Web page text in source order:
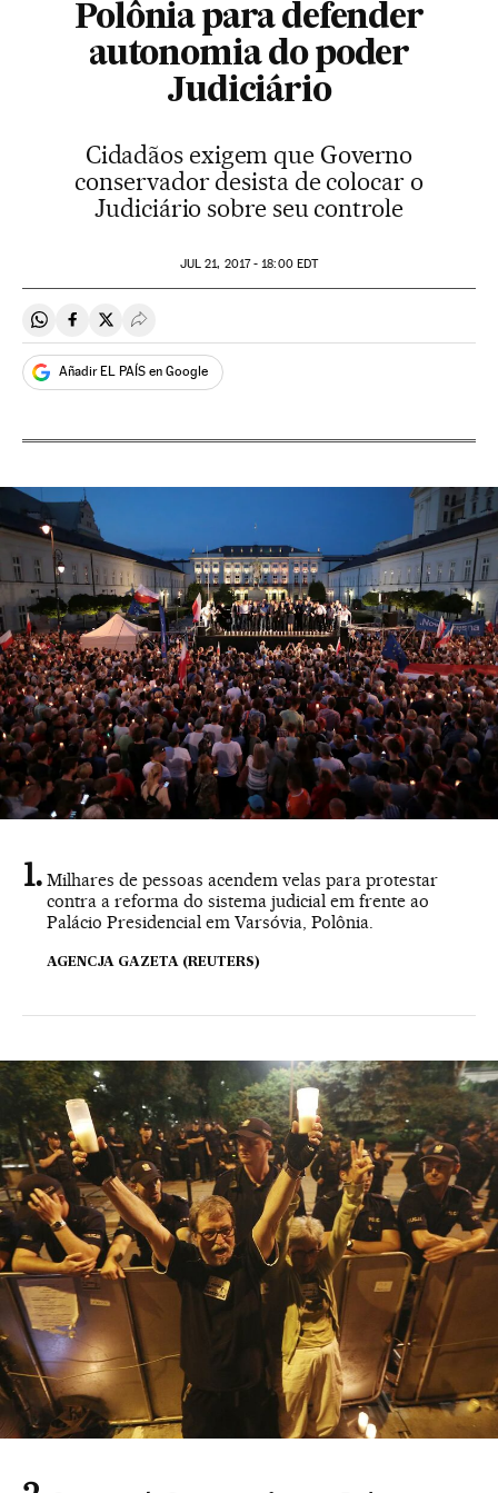
Polônia para defender
autonomia do poder
Judiciário
Cidadãos exigem que Governo
conservador desista de colocar o
Judiciário sobre seu controle
JUL 21, 2017 - 18:00EDT
Compartir en Whatsapp
Compartir en Facebook
Compartir en Twitter
Desplegar Redes Sociales
Añadir EL PAÍS en Google
Milhares de pessoas acendem velas para protestar
contra a reforma do sistema judicial em frente ao
Palácio Presidencial em Varsóvia, Polônia.
AGENCJA GAZETA (REUTERS)